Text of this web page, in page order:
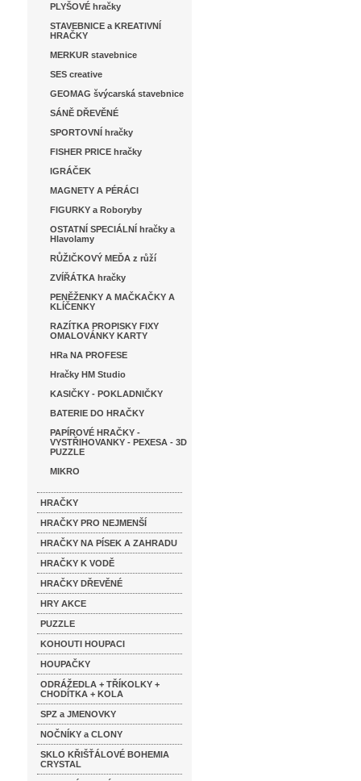
PLYŠOVÉ hračky
STAVEBNICE a KREATIVNÍ
HRAČKY
MERKUR stavebnice
SES creative
GEOMAG švýcarská stavebnice
SÁNĚ DŘEVĚNÉ
SPORTOVNÍ hračky
FISHER PRICE hračky
IGRÁČEK
MAGNETY A PÉRÁCI
FIGURKY a Roboryby
OSTATNÍ SPECIÁLNÍ hračky a
Hlavolamy
RŮŽIČKOVÝ MEĎA z růží
ZVÍŘÁTKA hračky
PENĚŽENKY A MAČKAČKY A
KLÍČENKY
RAZÍTKA PROPISKY FIXY
OMALOVÁNKY KARTY
HRa NA PROFESE
Hračky HM Studio
KASIČKY - POKLADNIČKY
BATERIE DO HRAČKY
PAPÍROVÉ HRAČKY -
VYSTŘIHOVANKY - PEXESA - 3D
PUZZLE
MIKRO
HRAČKY
HRAČKY PRO NEJMENŠÍ
HRAČKY NA PÍSEK A ZAHRADU
HRAČKY K VODĚ
HRAČKY DŘEVĚNÉ
HRY AKCE
PUZZLE
KOHOUTI HOUPACI
HOUPAČKY
ODRÁŽEDLA + TŘÍKOLKY +
CHODÍTKA + KOLA
SPZ a JMENOVKY
NOČNÍKY a CLONY
SKLO KŘIŠŤÁLOVÉ BOHEMIA
CRYSTAL